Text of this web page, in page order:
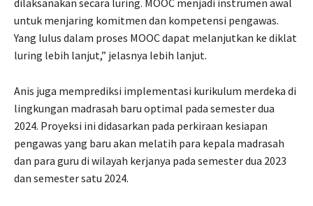
dilaksanakan secara luring. MOOC menjadi instrumen awal
untuk menjaring komitmen dan kompetensi pengawas.
Yang lulus dalam proses MOOC dapat melanjutkan ke diklat
luring lebih lanjut,” jelasnya lebih lanjut.
Anis juga memprediksi implementasi kurikulum merdeka di
lingkungan madrasah baru optimal pada semester dua
2024. Proyeksi ini didasarkan pada perkiraan kesiapan
pengawas yang baru akan melatih para kepala madrasah
dan para guru di wilayah kerjanya pada semester dua 2023
dan semester satu 2024.